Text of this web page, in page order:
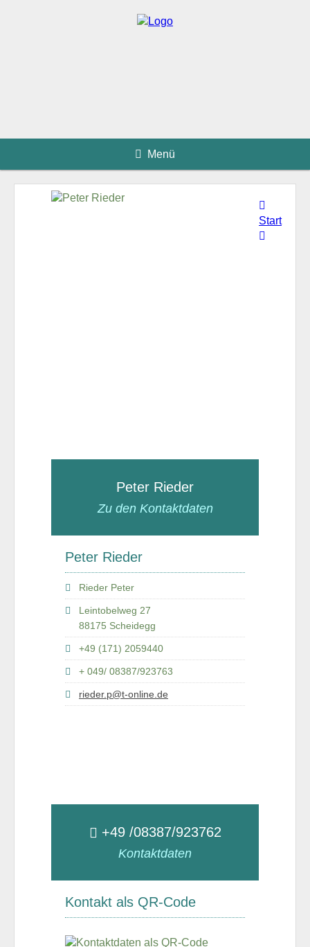
Menü
Peter Rieder
Zu den Kontaktdaten
Peter Rieder
Rieder Peter
Leintobelweg 27
88175 Scheidegg
+49 (171) 2059440
+ 049/ 08387/923763
rieder.p@t-online.de
+49 /08387/923762
Kontaktdaten
Kontakt als QR-Code
Start